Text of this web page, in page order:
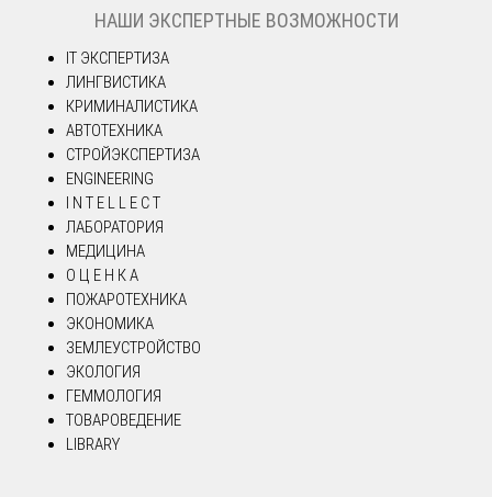
НАШИ ЭКСПЕРТНЫЕ ВОЗМОЖНОСТИ
IT ЭКСПЕРТИЗА
ЛИНГВИСТИКА
КРИМИНАЛИСТИКА
АВТОТЕХНИКА
СТРОЙЭКСПЕРТИЗА
ENGINEERING
I N T E L L E C T
ЛАБОРАТОРИЯ
МЕДИЦИНА
О Ц Е Н К А
ПОЖАРОТЕХНИКА
ЭКОНОМИКА
ЗЕМЛЕУСТРОЙСТВО
ЭКОЛОГИЯ
ГЕММОЛОГИЯ
ТОВАРОВЕДЕНИЕ
LIBRARY